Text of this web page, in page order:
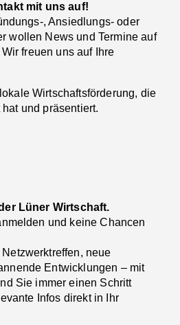
mit uns auf!
, Ansiedlungs- oder
wollen News und Termine auf
freuen uns auf Ihre
Wirtschaftsförderung, die
und präsentiert.
Lüner Wirtschaft.
und keine Chancen
neue
Entwicklungen – mit
Sie immer einen Schritt
Infos direkt in Ihr